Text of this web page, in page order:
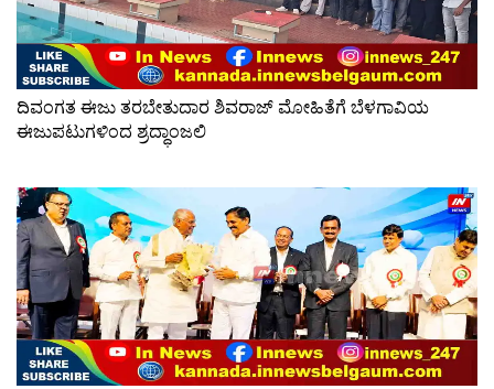
ದಿವಂಗತ ಈಜು ತರಬೇತುದಾರ ಶಿವರಾಜ್ ಮೋಹಿತೆಗೆ ಬೆಳಗಾವಿಯ
ಈಜುಪಟುಗಳಿಂದ ಶ್ರದ್ಧಾಂಜಲಿ